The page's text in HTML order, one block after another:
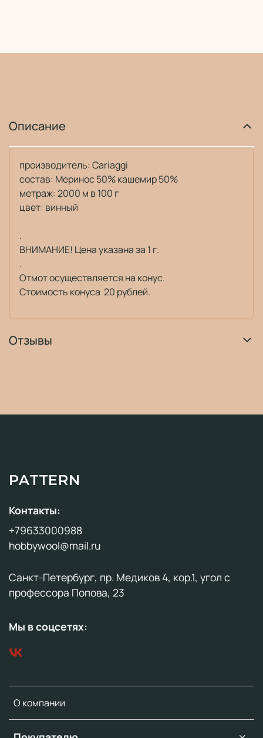
Описание
производитель: Cariaggi
состав: Меринос 50% кашемир 50%
метраж: 2000 м в 100 г
цвет: винный
.
ВНИМАНИЕ! Цена указана за 1 г.
.
Отмот осуществляется на конус.
Стоимость конуса 20 рублей.
Отзывы
PATTERN
О компании
Контакты:
+79633000988
hobbywool@mail.ru
Санкт-Петербург, пр. Медиков 4, кор.1, угол с
профессора Попова, 23
Мы в соцсетях: